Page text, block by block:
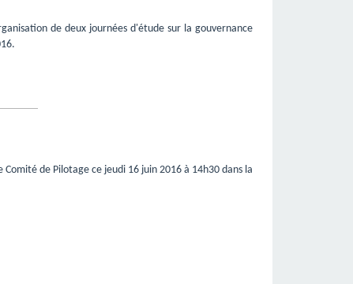
de deux journées d'étude sur la gouvernance
de Pilotage ce jeudi 16 juin 2016 à 14h30 dans la